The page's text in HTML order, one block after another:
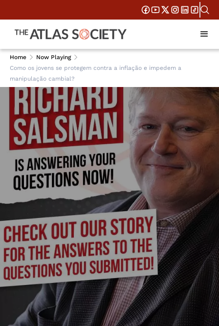
Home
Now Playing
Como os jovens se protegem contra a inflação e impedem a
manipulação cambial?